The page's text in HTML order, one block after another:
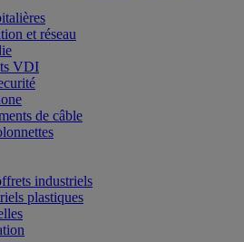
et réseau
VDI
de câble
industriels
plastiques